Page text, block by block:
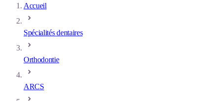
Accueil
Spécialités dentaires
Orthodontie
ARCS